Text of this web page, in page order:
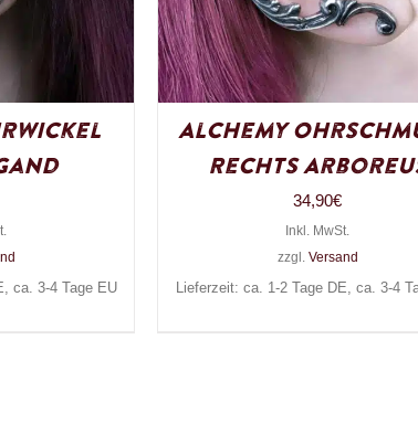
ca. 3-4 Tage EU
Alchemy
Rechts
34,90€
Inkl. MwSt.
zzgl. Versand
Lieferzeit: ca. 1-2 Tage DE, ca. 3-4